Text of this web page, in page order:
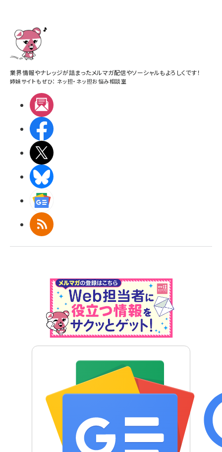
業界情報やナレッジが詰まったメルマガ配信やソーシャルもよろしくです！
姉妹サイトもぜひ： ネッ担・ ネッ担お悩み相談室
RSS